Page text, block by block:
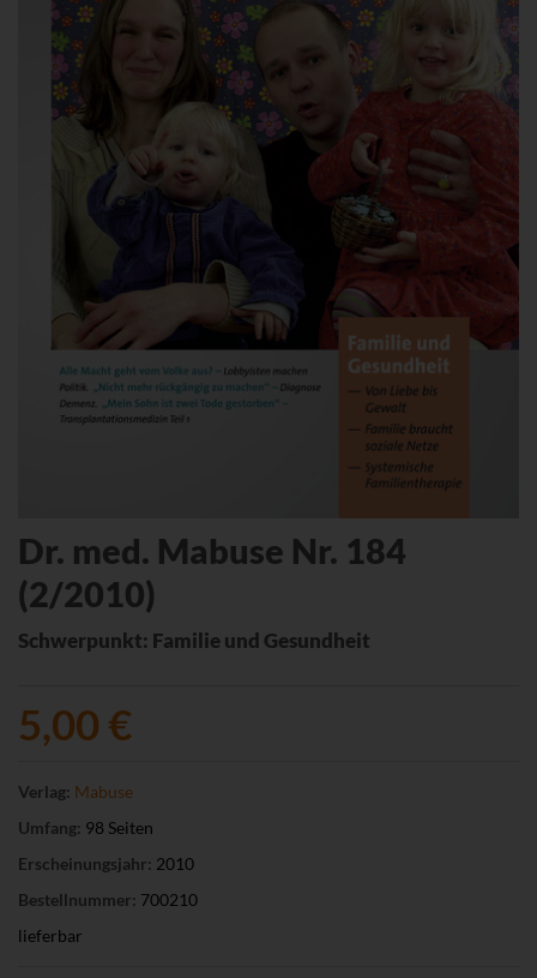
Dr. med. Mabuse Nr. 184
(2/2010)
Schwerpunkt: Familie und Gesundheit
5,00 €
Verlag: Mabuse
Umfang: 98 Seiten
Erscheinungsjahr: 2010
Bestellnummer: 700210
lieferbar